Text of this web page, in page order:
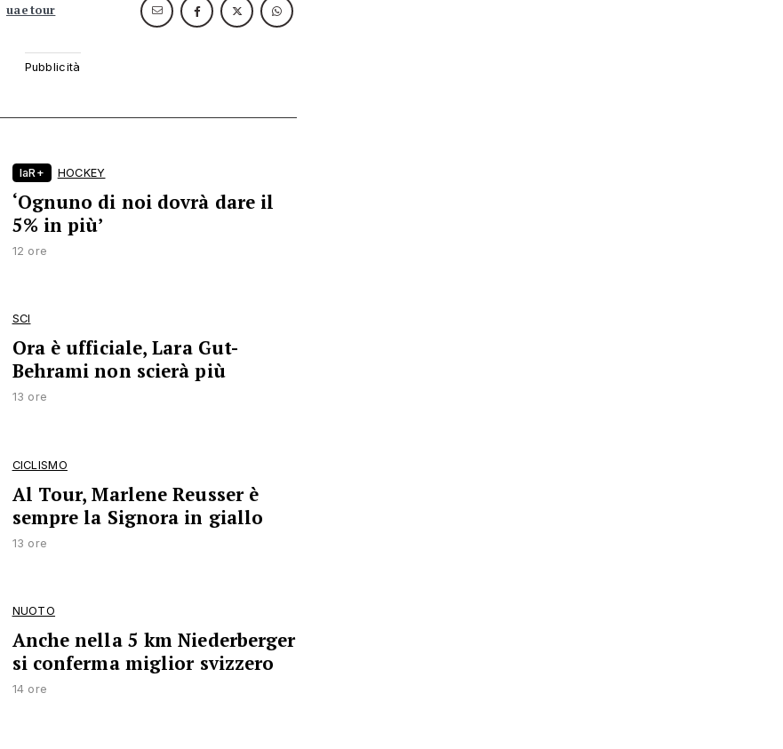
uae tour
laR+ HOCKEY
‘Ognuno di noi dovrà dare il
5% in più’
12 ore
SCI
Ora è ufficiale, Lara Gut-
Behrami non scierà più
13 ore
CICLISMO
Al Tour, Marlene Reusser è
sempre la Signora in giallo
13 ore
NUOTO
Anche nella 5 km Niederberger
si conferma miglior svizzero
14 ore